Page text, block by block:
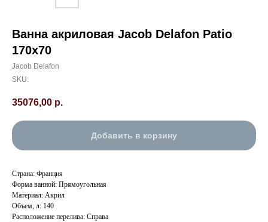
Ванна акриловая Jacob Delafon Patio
170х70
Jacob Delafon
SKU:
35076,00 р.
Добавить в корзину
Страна: Франция
Форма ванной: Прямоугольная
Материал: Акрил
Объем, л: 140
Расположение перелива: Справа